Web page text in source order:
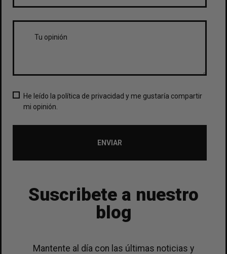
He leído la política de privacidad y me gustaría compartir
mi opinión.
ENVIAR
Suscribete a nuestro
blog
Mantente al día con las últimas noticias y